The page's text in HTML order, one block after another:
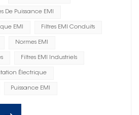
De Puissance EMI
EMI Filtres EMI Conduits
Normes EMI
Filtres EMI Industriels
Électrique
Puissance EMI